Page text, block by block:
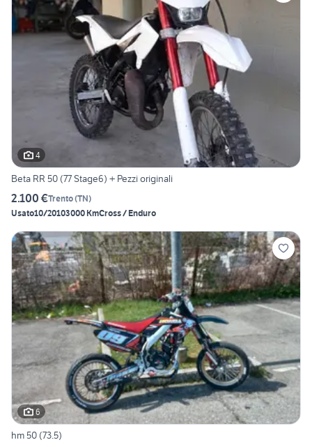
4
Beta RR 50 (77 Stage6) + Pezzi originali
2.100 €Trento(TN)
Usato10/20103000 KmCross / Enduro
6
hm 50 (73.5)